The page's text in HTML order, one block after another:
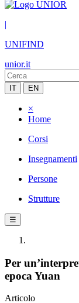
|
UNIFIND
unior.it
IT EN
×
Home
Corsi
Insegnamenti
Persone
Strutture
☰
Per
epoca Yuan
Articolo